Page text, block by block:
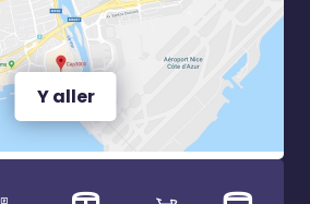
Y aller